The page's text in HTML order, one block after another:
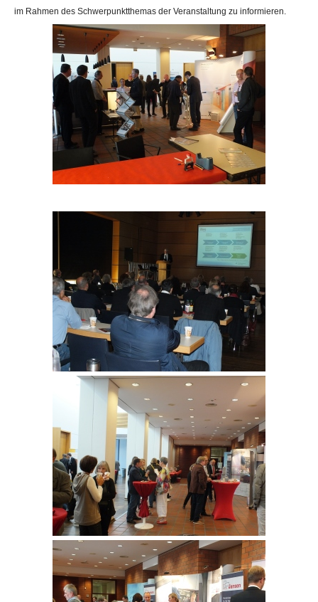
im Rahmen des Schwerpunktthemas der Veranstaltung zu informieren.